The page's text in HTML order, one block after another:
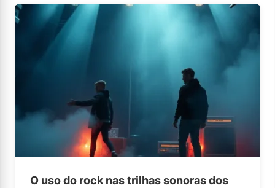
O uso do rock nas trilhas sonoras dos